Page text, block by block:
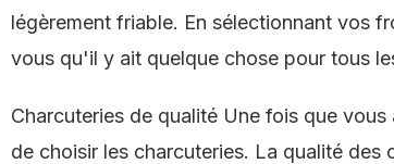
légèrement friable. En sélectionnant vos
vous qu'il y ait quelque chose pour tous
Charcuteries de qualité Une fois que
de choisir les charcuteries. La qualité